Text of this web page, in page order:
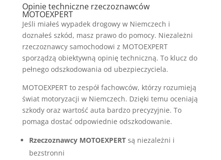
Opinie techniczne rzeczoznawców
MOTOEXPERT
Jeśli miałeś wypadek drogowy w Niemczech i
doznałeś szkód, masz prawo do pomocy. Niezależni
rzeczoznawcy samochodowi z MOTOEXPERT
sporządzą obiektywną opinię techniczną. To klucz do
pełnego odszkodowania od ubezpieczyciela.
MOTOEXPERT to zespół fachowców, którzy rozumieją
świat motoryzacji w Niemczech. Dzięki temu oceniają
szkody oraz wartość auta bardzo precyzyjnie. To
pomaga dostać odpowiednie odszkodowanie.
Rzeczoznawcy MOTOEXPERTsą niezależni i
bezstronni